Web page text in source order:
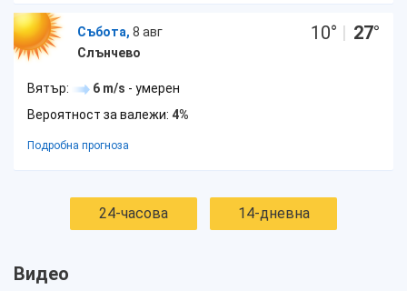
Събота, 8 авг
Слънчево
10° | 27°
Вятър: 6 m/s - умерен
Вероятност за валежи: 4%
Подробна прогноза
24-часова 14-дневна
Видео